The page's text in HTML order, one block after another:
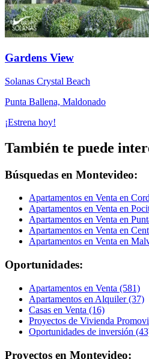
Gardens View
Solanas Crystal Beach
Punta Ballena, Maldonado
¡Estrena hoy!
También te puede
Búsquedas en Montevideo:
Apartamentos en Venta en
Apartamentos en Venta en
Apartamentos en Venta en
Apartamentos en Venta en
Apartamentos en Venta en
Oportunidades:
Apartamentos en Venta (581)
Apartamentos en Alquiler (37)
Casas en Venta (16)
Proyectos de Vivienda
Oportunidades de inversión
Proyectos en Montevideo: